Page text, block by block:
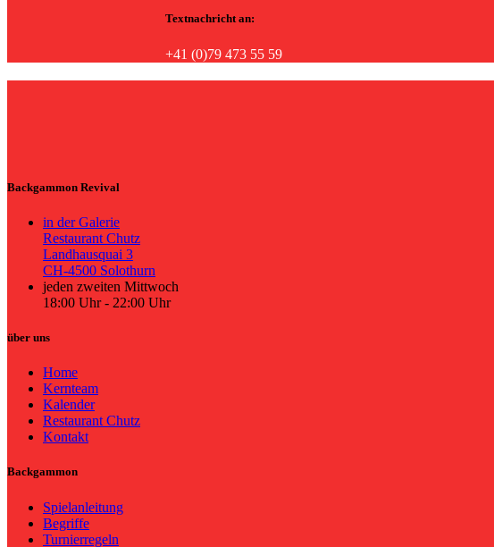
Textnachricht an:
+41 (0)79 473 55 59
Backgammon Revival
in der Galerie
Restaurant Chutz
Landhausquai 3
CH-4500 Solothurn
jeden zweiten Mittwoch
18:00 Uhr - 22:00 Uhr
über uns
Home
Kernteam
Kalender
Restaurant Chutz
Kontakt
Backgammon
Spielanleitung
Begriffe
Turnierregeln